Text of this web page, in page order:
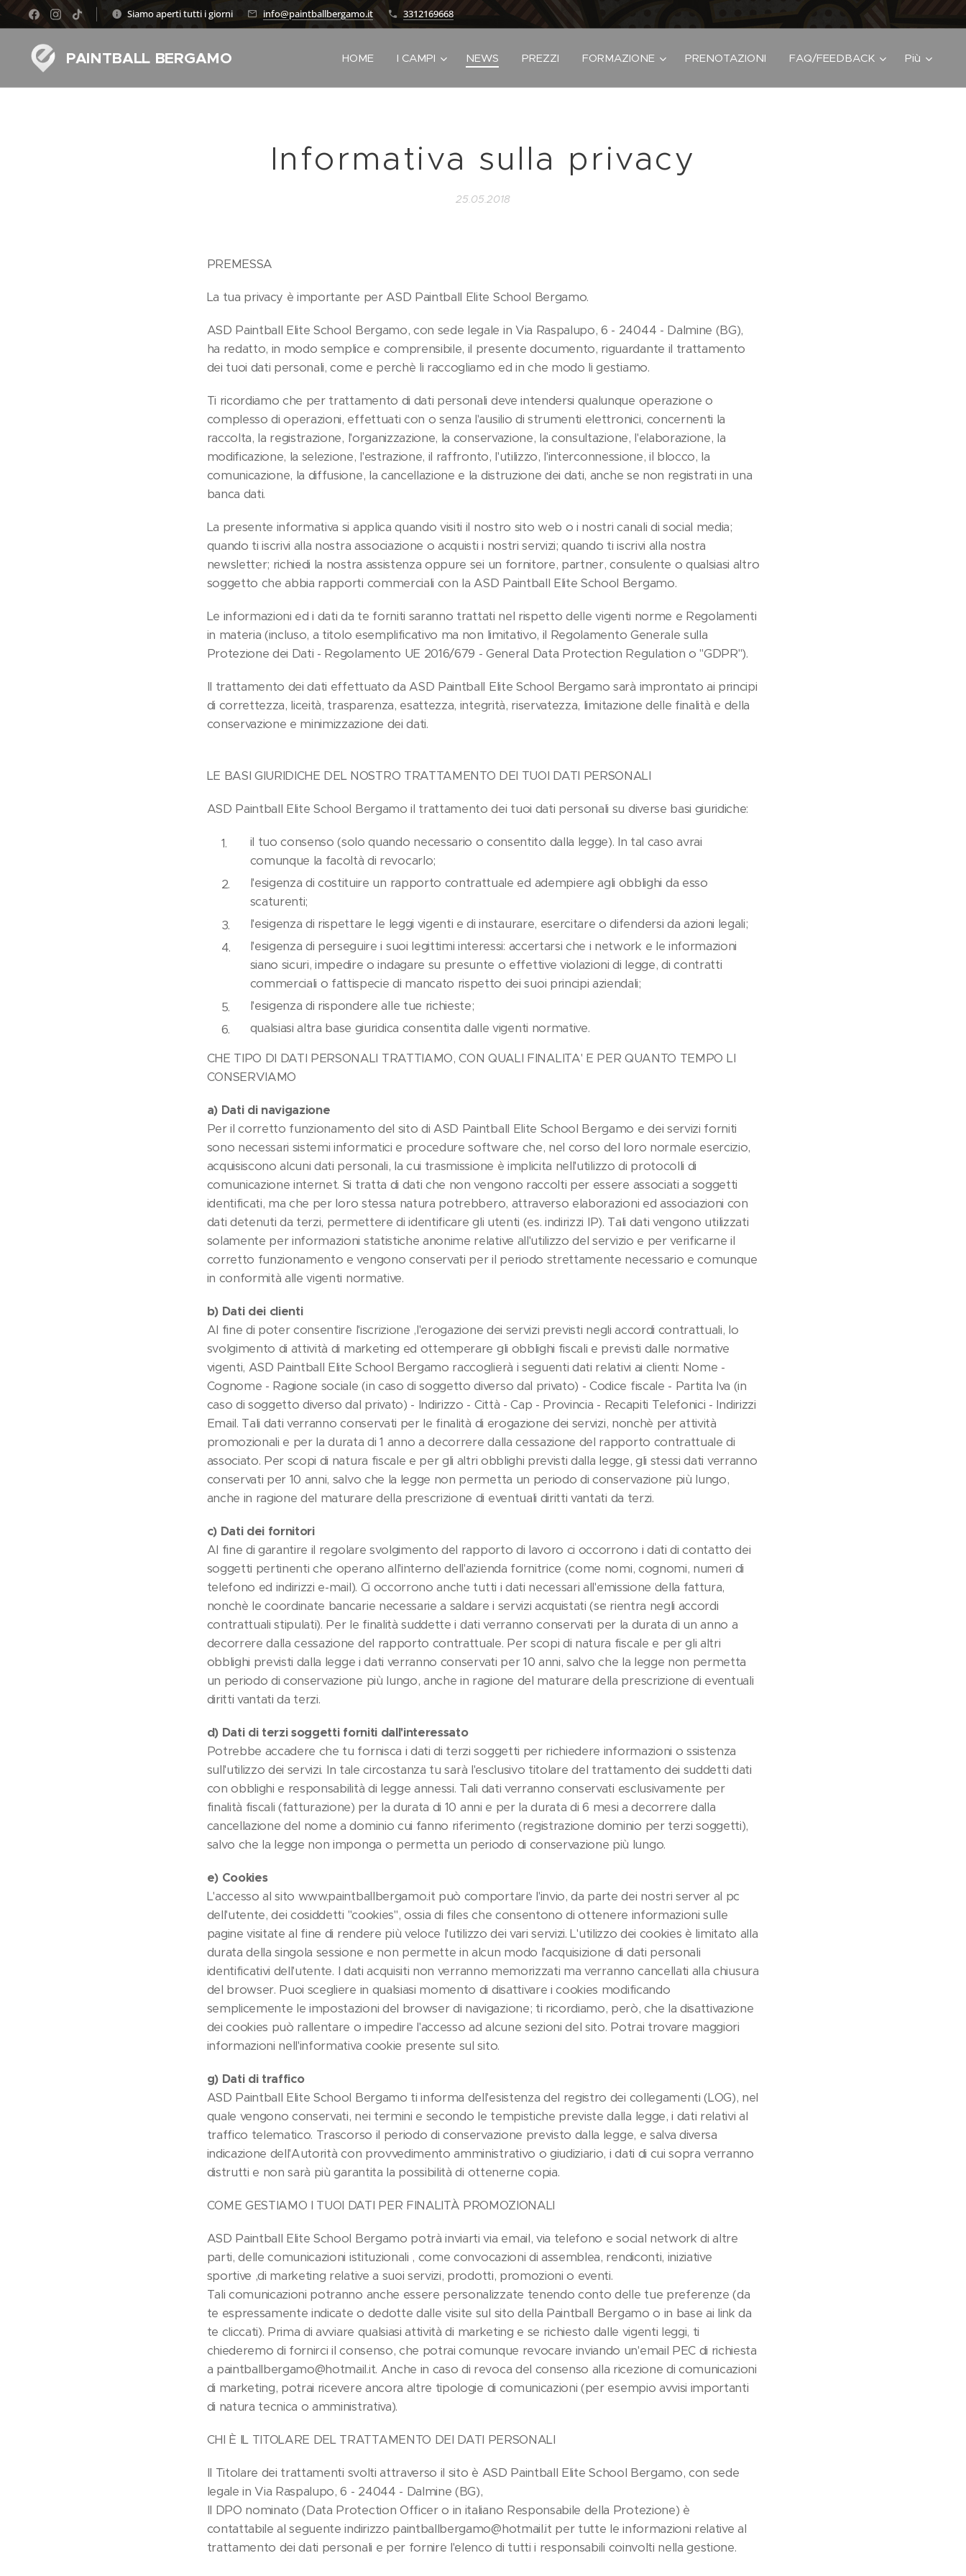
Siamo aperti tutti i giorni info@paintballbergamo.it 3312169668
PAINTBALL BERGAMO HOME I CAMPI NEWS PREZZI FORMAZIONE PRENOTAZIONI FAQ/FEEDBACK Più
Informativa sulla privacy
25.05.2018
PREMESSA
La tua privacy è importante per ASD Paintball Elite School Bergamo.
ASD Paintball Elite School Bergamo, con sede legale in Via Raspalupo, 6 - 24044 - Dalmine (BG),
ha redatto, in modo semplice e comprensibile, il presente documento, riguardante il trattamento
dei tuoi dati personali, come e perchè li raccogliamo ed in che modo li gestiamo.
Ti ricordiamo che per trattamento di dati personali deve intendersi qualunque operazione o
complesso di operazioni, effettuati con o senza l'ausilio di strumenti elettronici, concernenti la
raccolta, la registrazione, l'organizzazione, la conservazione, la consultazione, l'elaborazione, la
modificazione, la selezione, l'estrazione, il raffronto, l'utilizzo, l'interconnessione, il blocco, la
comunicazione, la diffusione, la cancellazione e la distruzione dei dati, anche se non registrati in una
banca dati.
La presente informativa si applica quando visiti il nostro sito web o i nostri canali di social media;
quando ti iscrivi alla nostra associazione o acquisti i nostri servizi; quando ti iscrivi alla nostra
newsletter; richiedi la nostra assistenza oppure sei un fornitore, partner, consulente o qualsiasi altro
soggetto che abbia rapporti commerciali con la ASD Paintball Elite School Bergamo.
Le informazioni ed i dati da te forniti saranno trattati nel rispetto delle vigenti norme e Regolamenti
in materia (incluso, a titolo esemplificativo ma non limitativo, il Regolamento Generale sulla
Protezione dei Dati - Regolamento UE 2016/679 - General Data Protection Regulation o "GDPR").
Il trattamento dei dati effettuato da ASD Paintball Elite School Bergamo sarà improntato ai principi
di correttezza, liceità, trasparenza, esattezza, integrità, riservatezza, limitazione delle finalità e della
conservazione e minimizzazione dei dati.
LE BASI GIURIDICHE DEL NOSTRO TRATTAMENTO DEI TUOI DATI PERSONALI
ASD Paintball Elite School Bergamo il trattamento dei tuoi dati personali su diverse basi giuridiche:
il tuo consenso (solo quando necessario o consentito dalla legge). In tal caso avrai
comunque la facoltà di revocarlo;
l'esigenza di costituire un rapporto contrattuale ed adempiere agli obblighi da esso
scaturenti;
l'esigenza di rispettare le leggi vigenti e di instaurare, esercitare o difendersi da azioni legali;
l'esigenza di perseguire i suoi legittimi interessi: accertarsi che i network e le informazioni
siano sicuri, impedire o indagare su presunte o effettive violazioni di legge, di contratti
commerciali o fattispecie di mancato rispetto dei suoi principi aziendali;
l'esigenza di rispondere alle tue richieste;
qualsiasi altra base giuridica consentita dalle vigenti normative.
CHE TIPO DI DATI PERSONALI TRATTIAMO, CON QUALI FINALITA' E PER QUANTO TEMPO LI
CONSERVIAMO
a) Dati di navigazione
Per il corretto funzionamento del sito di ASD Paintball Elite School Bergamo e dei servizi forniti
sono necessari sistemi informatici e procedure software che, nel corso del loro normale esercizio,
acquisiscono alcuni dati personali, la cui trasmissione è implicita nell'utilizzo di protocolli di
comunicazione internet. Si tratta di dati che non vengono raccolti per essere associati a soggetti
identificati, ma che per loro stessa natura potrebbero, attraverso elaborazioni ed associazioni con
dati detenuti da terzi, permettere di identificare gli utenti (es. indirizzi IP). Tali dati vengono utilizzati
solamente per informazioni statistiche anonime relative all'utilizzo del servizio e per verificarne il
corretto funzionamento e vengono conservati per il periodo strettamente necessario e comunque
in conformità alle vigenti normative.
b) Dati dei clienti
Al fine di poter consentire l'iscrizione ,l'erogazione dei servizi previsti negli accordi contrattuali, lo
svolgimento di attività di marketing ed ottemperare gli obblighi fiscali e previsti dalle normative
vigenti, ASD Paintball Elite School Bergamo raccoglierà i seguenti dati relativi ai clienti: Nome -
Cognome - Ragione sociale (in caso di soggetto diverso dal privato) - Codice fiscale - Partita Iva (in
caso di soggetto diverso dal privato) - Indirizzo - Città - Cap - Provincia - Recapiti Telefonici - Indirizzi
Email. Tali dati verranno conservati per le finalità di erogazione dei servizi, nonchè per attività
promozionali e per la durata di 1 anno a decorrere dalla cessazione del rapporto contrattuale di
associato. Per scopi di natura fiscale e per gli altri obblighi previsti dalla legge, gli stessi dati verranno
conservati per 10 anni, salvo che la legge non permetta un periodo di conservazione più lungo,
anche in ragione del maturare della prescrizione di eventuali diritti vantati da terzi.
c) Dati dei fornitori
Al fine di garantire il regolare svolgimento del rapporto di lavoro ci occorrono i dati di contatto dei
soggetti pertinenti che operano all'interno dell'azienda fornitrice (come nomi, cognomi, numeri di
telefono ed indirizzi e-mail). Ci occorrono anche tutti i dati necessari all'emissione della fattura,
nonchè le coordinate bancarie necessarie a saldare i servizi acquistati (se rientra negli accordi
contrattuali stipulati). Per le finalità suddette i dati verranno conservati per la durata di un anno a
decorrere dalla cessazione del rapporto contrattuale. Per scopi di natura fiscale e per gli altri
obblighi previsti dalla legge i dati verranno conservati per 10 anni, salvo che la legge non permetta
un periodo di conservazione più lungo, anche in ragione del maturare della prescrizione di eventuali
diritti vantati da terzi.
d) Dati di terzi soggetti forniti dall'interessato
Potrebbe accadere che tu fornisca i dati di terzi soggetti per richiedere informazioni o ssistenza
sull'utilizzo dei servizi. In tale circostanza tu sarà l'esclusivo titolare del trattamento dei suddetti dati
con obblighi e responsabilità di legge annessi. Tali dati verranno conservati esclusivamente per
finalità fiscali (fatturazione) per la durata di 10 anni e per la durata di 6 mesi a decorrere dalla
cancellazione del nome a dominio cui fanno riferimento (registrazione dominio per terzi soggetti),
salvo che la legge non imponga o permetta un periodo di conservazione più lungo.
e) Cookies
L'accesso al sito www.paintballbergamo.it può comportare l'invio, da parte dei nostri server al pc
dell'utente, dei cosiddetti "cookies", ossia di files che consentono di ottenere informazioni sulle
pagine visitate al fine di rendere più veloce l'utilizzo dei vari servizi. L'utilizzo dei cookies è limitato alla
durata della singola sessione e non permette in alcun modo l'acquisizione di dati personali
identificativi dell'utente. I dati acquisiti non verranno memorizzati ma verranno cancellati alla chiusura
del browser. Puoi scegliere in qualsiasi momento di disattivare i cookies modificando
semplicemente le impostazioni del browser di navigazione; ti ricordiamo, però, che la disattivazione
dei cookies può rallentare o impedire l'accesso ad alcune sezioni del sito. Potrai trovare maggiori
informazioni nell'informativa cookie presente sul sito.
g) Dati di traffico
ASD Paintball Elite School Bergamo ti informa dell'esistenza del registro dei collegamenti (LOG), nel
quale vengono conservati, nei termini e secondo le tempistiche previste dalla legge, i dati relativi al
traffico telematico. Trascorso il periodo di conservazione previsto dalla legge, e salva diversa
indicazione dell'Autorità con provvedimento amministrativo o giudiziario, i dati di cui sopra verranno
distrutti e non sarà più garantita la possibilità di ottenerne copia.
COME GESTIAMO I TUOI DATI PER FINALITÀ PROMOZIONALI
ASD Paintball Elite School Bergamo potrà inviarti via email, via telefono e social network di altre
parti, delle comunicazioni istituzionali , come convocazioni di assemblea, rendiconti, iniziative
sportive ,di marketing relative a suoi servizi, prodotti, promozioni o eventi.
Tali comunicazioni potranno anche essere personalizzate tenendo conto delle tue preferenze (da
te espressamente indicate o dedotte dalle visite sul sito della Paintball Bergamo o in base ai link da
te cliccati). Prima di avviare qualsiasi attività di marketing e se richiesto dalle vigenti leggi, ti
chiederemo di fornirci il consenso, che potrai comunque revocare inviando un'email PEC di richiesta
a paintballbergamo@hotmail.it. Anche in caso di revoca del consenso alla ricezione di comunicazioni
di marketing, potrai ricevere ancora altre tipologie di comunicazioni (per esempio avvisi importanti
di natura tecnica o amministrativa).
CHI È IL TITOLARE DEL TRATTAMENTO DEI DATI PERSONALI
Il Titolare dei trattamenti svolti attraverso il sito è ASD Paintball Elite School Bergamo, con sede
legale in Via Raspalupo, 6 - 24044 - Dalmine (BG),
Il DPO nominato (Data Protection Officer o in italiano Responsabile della Protezione) è
contattabile al seguente indirizzo paintballbergamo@hotmail.it per tutte le informazioni relative al
trattamento dei dati personali e per fornire l'elenco di tutti i responsabili coinvolti nella gestione.